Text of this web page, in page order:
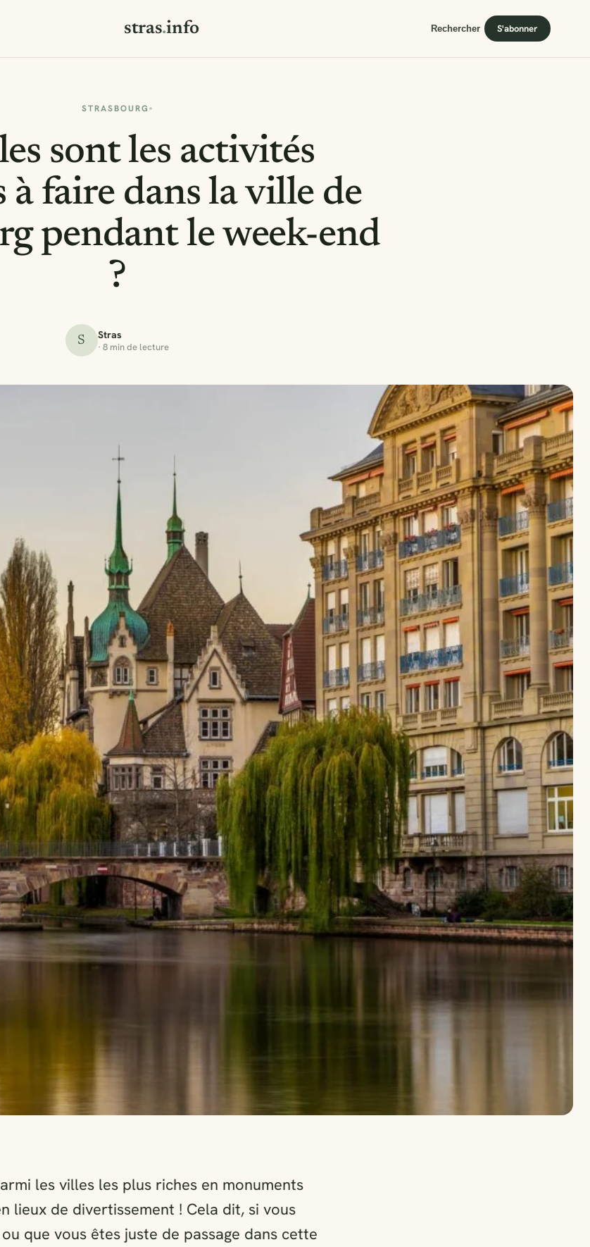
stras.info Rechercher S'abonner
STRASBOURG
sont les activités
à faire dans la ville de
pendant le week-end
?
S Stras
· 8 min de lecture
les villes les plus riches en monuments
lieux de divertissement ! Cela dit, si vous
que vous êtes juste de passage dans cette